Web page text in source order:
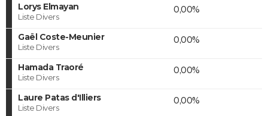
Lorys Elmayan
Liste Divers
0,00%
Gaël Coste-Meunier
Liste Divers
0,00%
Hamada Traoré
Liste Divers
0,00%
Laure Patas d'Illiers
Liste Divers
0,00%